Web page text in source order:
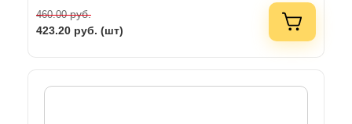
460.00руб.
423.20 руб. (шт)